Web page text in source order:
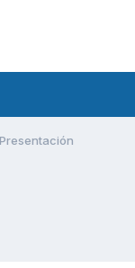
Presentación